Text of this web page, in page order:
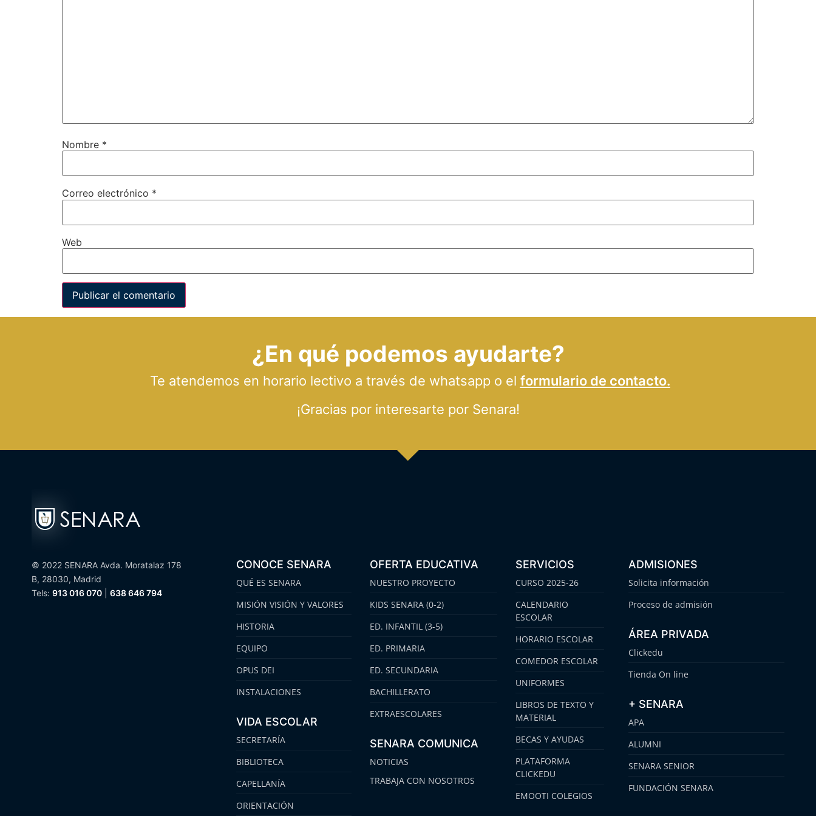
Nombre *
Correo electrónico *
Web
¿En qué podemos ayudarte?
Te atendemos en horario lectivo a través de whatsapp o el formulario de contacto.
¡Gracias por interesarte por Senara!
© 2022 SENARA Avda. Moratalaz 178
B, 28030, Madrid
Tels: 913 016 070 638 646 794
CONOCE SENARA
QUÉ ES SENARA
MISIÓN VISIÓN Y VALORES
HISTORIA
EQUIPO
OPUS DEI
INSTALACIONES
VIDA ESCOLAR
SECRETARÍA
BIBLIOTECA
CAPELLANÍA
ORIENTACIÓN
OFERTA EDUCATIVA
NUESTRO PROYECTO
KIDS SENARA (0-2)
ED. INFANTIL (3-5)
ED. PRIMARIA
ED. SECUNDARIA
BACHILLERATO
EXTRAESCOLARES
SENARA COMUNICA
NOTICIAS
TRABAJA CON NOSOTROS
SERVICIOS
CURSO 2025-26
CALENDARIO
ESCOLAR
HORARIO ESCOLAR
COMEDOR ESCOLAR
UNIFORMES
LIBROS DE TEXTO Y
MATERIAL
BECAS Y AYUDAS
PLATAFORMA
CLICKEDU
EMOOTI COLEGIOS
ADMISIONES
Solicita información
Proceso de admisión
ÁREA PRIVADA
Clickedu
Tienda On line
+ SENARA
APA
ALUMNI
SENARA SENIOR
FUNDACIÓN SENARA